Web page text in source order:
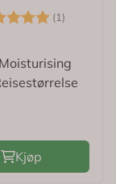
(1)
Kjøp